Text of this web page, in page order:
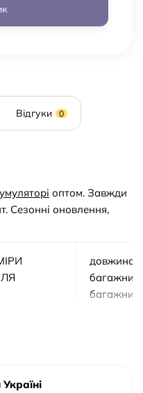
Відгуки 0
оптом. Завжди
Сезонні оновлення,
довжина